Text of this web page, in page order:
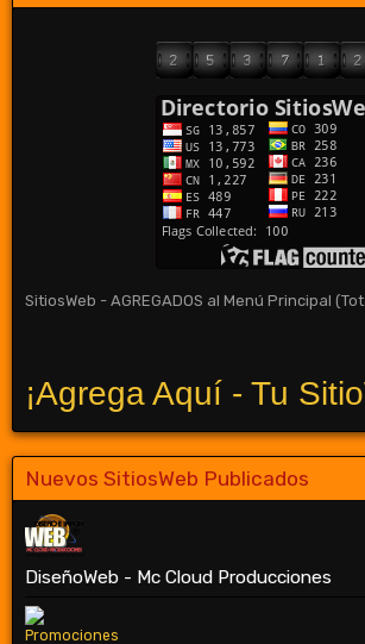
SitiosWeb - AGREGADOS al Menú Principal
¡Agrega Aquí - Tu
Nuevos SitiosWeb Publicados
DiseñoWeb - Mc Cloud Producciones